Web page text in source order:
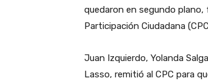
quedaron en segundo plano,
Participación Ciudadana
Juan Izquierdo, Yolanda
Lasso, remitió al CPC para